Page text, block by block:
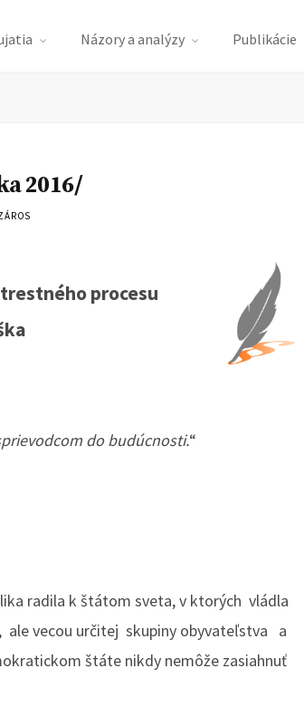
Názory a analýzy Publikácie
2016/
procesu
do budúcnosti.“
radila k štátom sveta, v ktorých vládla
ale vecou určitej skupiny obyvateľstva a
štáte nikdy nemôže zasiahnuť